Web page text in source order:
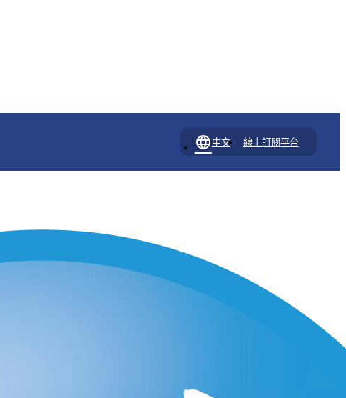
language 中文 | 線上訂閱平台